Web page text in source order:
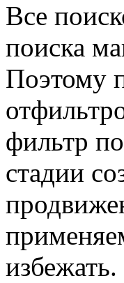
Все
поиска
Поэтому
фильтр
стадии
избежать.